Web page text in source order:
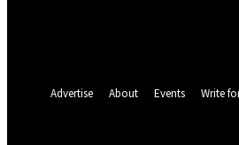
Advertise About Events Write